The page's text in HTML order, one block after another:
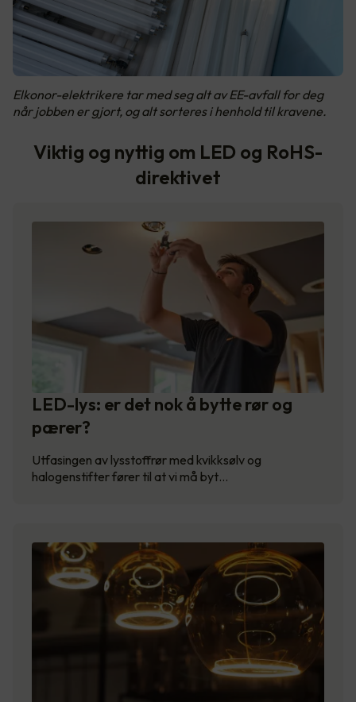
Elkonor-elektrikere tar med seg alt av EE-avfall for deg
når jobben er gjort, og alt sorteres i henhold til kravene.
Viktig og nyttig om LED og RoHS-
direktivet
LED-lys: er det nok å bytte rør og
pærer?
Utfasingen av lysstoffrør med kvikksølv og
halogenstifter fører til at vi må byt…